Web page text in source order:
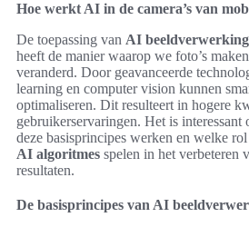
Hoe werkt AI in de camera’s van
De toepassing van AI beeldverwerking
heeft de manier waarop we foto’s
veranderd. Door geavanceerde
learning en computer vision kunnen
optimaliseren. Dit resulteert in hogere
gebruikerservaringen. Het is interessant
deze basisprincipes werken en welke rol
AI algoritmes spelen in het verbeteren
resultaten.
De basisprincipes van AI